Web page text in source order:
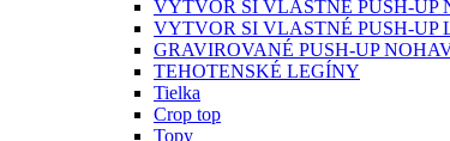
VYTVOR SI VLASTNÉ PUSH-UP
VYTVOR SI VLASTNÉ PUSH-UP
GRAVIROVANÉ PUSH-UP
TEHOTENSKÉ LEGÍNY
Tielka
Crop top
Topy